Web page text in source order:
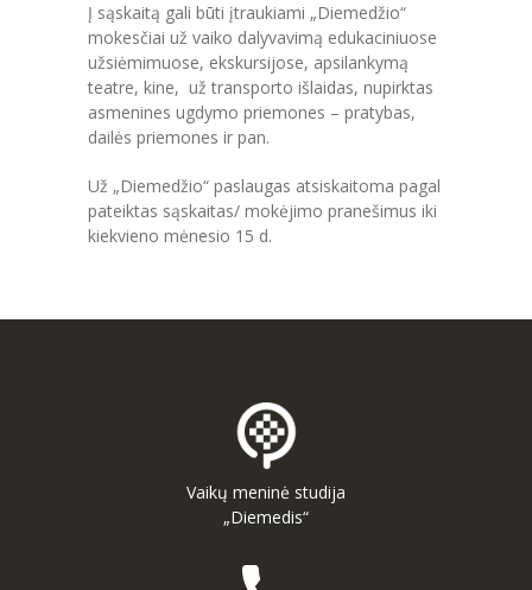
Į sąskaitą gali būti įtraukiami „Diemedžio“
mokesčiai už vaiko dalyvavimą edukaciniuose
užsiėmimuose, ekskursijose, apsilankymą
teatre, kine, už transporto išlaidas, nupirktas
asmenines ugdymo priemones – pratybas,
dailės priemones ir pan.
Už „Diemedžio“ paslaugas atsiskaitoma pagal
pateiktas sąskaitas/ mokėjimo pranešimus iki
kiekvieno mėnesio 15 d.
Vaikų meninė studija
„Diemedis“